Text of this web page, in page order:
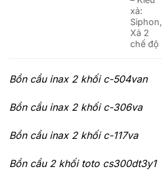
xả:
Siphon,
Xả 2
chế độ
Bồn cầu inax 2 khối c-504van
Bồn cầu inax 2 khối c-306va
Bồn cầu inax 2 khối c-117va
Bồn cầu 2 khối toto cs300dt3y1